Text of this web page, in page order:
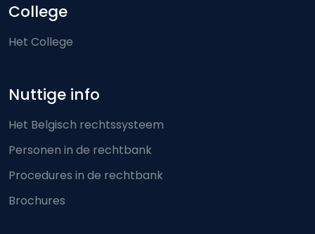
College
Het College
Nuttige info
Het Belgisch rechtssysteem
Personen in de rechtbank
Procedures in de rechtbank
Brochures